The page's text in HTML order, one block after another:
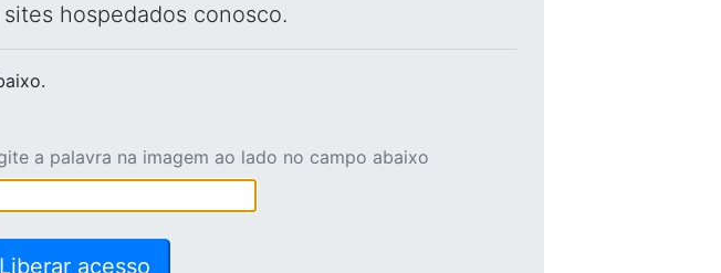
hospedados conosco.
a palavra na imagem ao lado no campo abaixo